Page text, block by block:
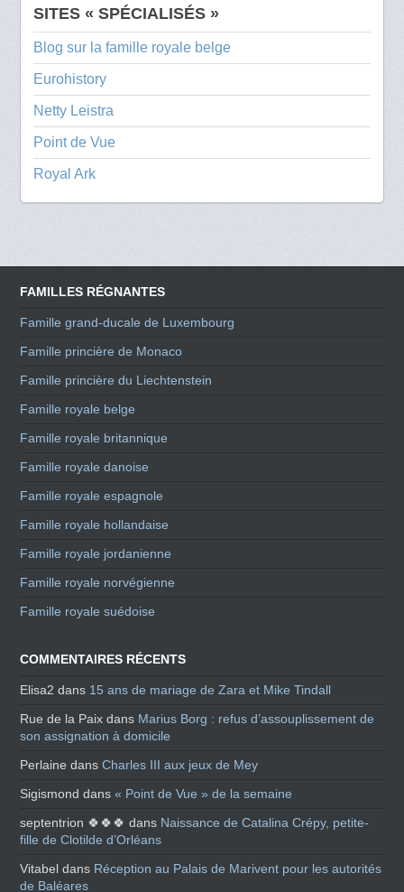
SITES « SPÉCIALISÉS »
Blog sur la famille royale belge
Eurohistory
Netty Leistra
Point de Vue
Royal Ark
FAMILLES RÉGNANTES
Famille grand-ducale de Luxembourg
Famille princière de Monaco
Famille princière du Liechtenstein
Famille royale belge
Famille royale britannique
Famille royale danoise
Famille royale espagnole
Famille royale hollandaise
Famille royale jordanienne
Famille royale norvégienne
Famille royale suédoise
COMMENTAIRES RÉCENTS
Elisa2 dans 15 ans de mariage de Zara et Mike Tindall
Rue de la Paix dans Marius Borg : refus d’assouplissement de
son assignation à domicile
Perlaine dansCharles III aux jeux de Mey
Sigismond dans« Point de Vue » de la semaine
septentrion 🍀🍀🍀 dans Naissance de Catalina Crépy, petite-
fille de Clotilde d’Orléans
Vitabel dans Réception au Palais de Marivent pour les autorités
de Baléares